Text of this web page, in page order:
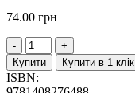
74.00 грн
Купити Купити в 1 клік
ISBN: